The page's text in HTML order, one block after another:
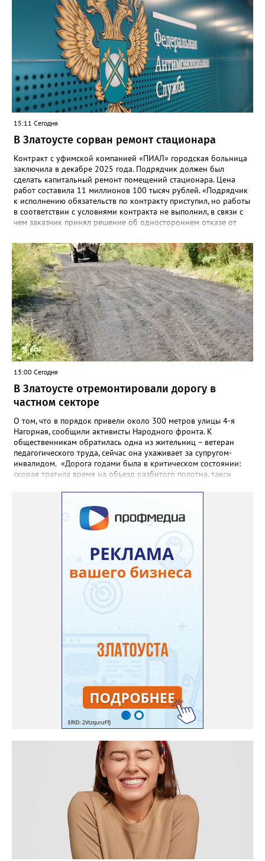
“Моя школа” объединит все школьные сервисы в единую
безопасную государственную экосистему. Предполагается, что
переход пройдёт максимально комфортно для пользователей».
Привычные функции - оценки, расписание, домашние задания,
связь с учителями, знакомые пользователям экосистемы
«Госуслуги Моя школа», не просто сохранятся, они будут
собраны в одном месте, подчеркнули в ведомстве. Причём в
этом случае переход на ТОР станет вообще незаметным.
15:11 Сегодня
В Златоусте сорван ремонт стационара
Контракт с уфимской компанией «ПИАЛ» городская больница
заключила в декабре 2025 года. Подрядчик должен был
сделать капитальный ремонт помещений стационара. Цена
работ составила 11 миллионов 100 тысяч рублей. «Подрядчик
к исполнению обязательств по контракту приступил, но работы
в соответствии с условиями контракта не выполнил, в связи с
чем заказчик принял решение об одностороннем отказе от
Челябинском УФАС. Антимонопольная служба приняла
решение включить ООО «ПИАЛ» в реестр недобросовестных
поставщиков. В чёрном списке уфимский подрядчик будет два
года.
13:00 Сегодня
В Златоусте отремонтировали дорогу в
частном секторе
О том, что в порядок привели около 300 метров улицы 4-я
Нагорная, сообщили активисты Народного фронта. К
общественникам обратилась одна из жительниц – ветеран
педагогического труда, сейчас она ухаживает за супругом-
инвалидом. «Дорога годами была в критическом состоянии:
скорая тратила время на объезд разбитого полотна, такси
однажды реанимация не смогла добраться до больного.
Жители писали в администрацию города и другие инстанции,
пытались ремонтировать дорогу своими силами – всё тщетно»,
– рассказали в ОНФ. Общественники подчеркнули: именно
они добились, чтобы участок разровняли и отсыпали. Для
этого потребовалось обратиться в мэрию Златоуста.